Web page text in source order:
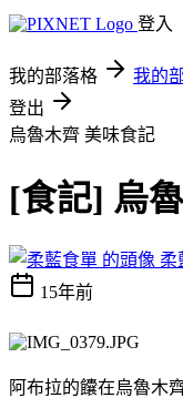
登入
我的部落格 我的
登出
烏魯木齊 美味食記
[食記] 烏
柔
15年前
阿布拉的饢在烏魯木